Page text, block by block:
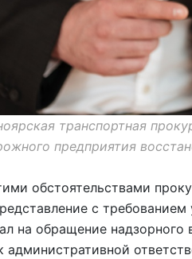
транспортная
предприятия
обстоятельствами
с
на обращение
административной